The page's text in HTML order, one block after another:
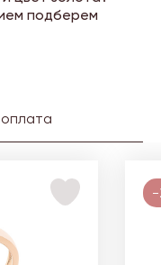
подберем
-